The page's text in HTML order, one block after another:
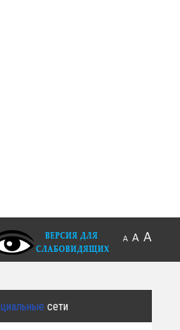
A A A
сети